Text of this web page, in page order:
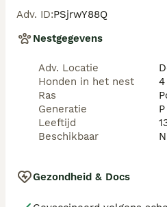
Adv. ID:PSjrwY88Q
Nestgegevens
Adv. Locatie
Honden in het nest
4
Ras
Generatie
P
Leeftijd
Beschikbaar
Gezondheid & Docs